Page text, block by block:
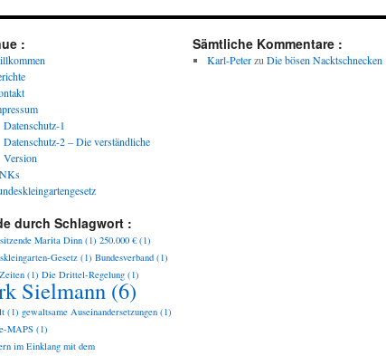
:
Datenschutz-1
Datenschutz-2 – Die verständliche
Version
durch Schlagwort :
Marita Dinn (1) 250.000 €(1)
Gesetz (1) Bundesverband (1)
(1) Die Drittel-Regelung (1)
Sielmann (6)
(1) gewaltsame Auseinandersetzungen (1)
MAPS (1)
im Einklang mit dem
Sämtliche Kommentare :
Karl-Peterzu Die bösen Nacktschnecken